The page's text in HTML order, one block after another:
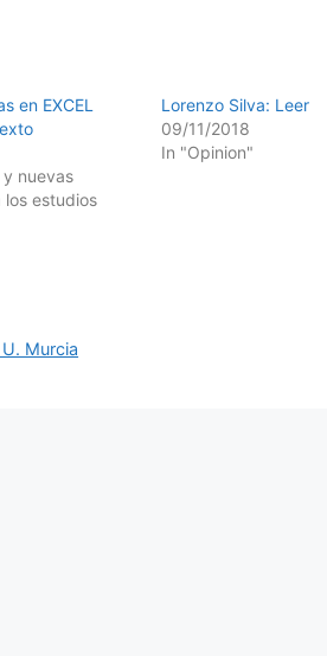
en EXCEL
nuevas
estudios
Lorenzo Silva: Leer
09/11/2018
In "Opinion"
Murcia